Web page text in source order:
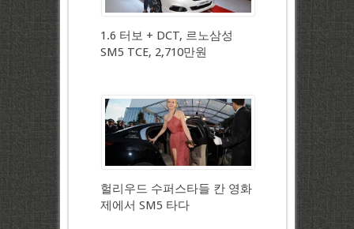
1.6 터보 + DCT, 르노삼성
SM5 TCE, 2,710만원
헐리우드 수퍼스타들 칸 영화
제에서 SM5 타다